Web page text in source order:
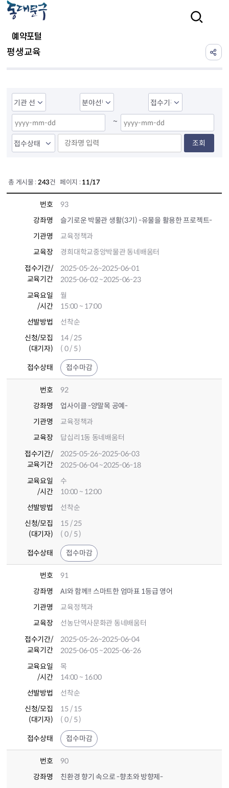
예약포털
평생교육
~
조회
총 게시물 : 243건 페이지 : 11/17
번호
93
강좌명
슬기로운 박물관 생활(3기) -유물을 활용한 프로젝트-
기관명
교육정책과
교육장
경희대학교중앙박물관 동네배움터
접수기간/
교육기간
2025-05-26~2025-06-01
2025-06-02~2025-06-23
교육요일
/시간
월
15:00 ~ 17:00
선발방법
선착순
신청/모집
(대기자)
14 / 25
( 0 / 5 )
접수상태 접수마감
번호
92
강좌명
업사이클 -양말목 공예-
기관명
교육정책과
교육장
답십리1동 동네배움터
접수기간/
교육기간
2025-05-26~2025-06-03
2025-06-04~2025-06-18
교육요일
/시간
수
10:00 ~ 12:00
선발방법
선착순
신청/모집
(대기자)
15 / 25
( 0 / 5 )
접수상태 접수마감
번호
91
강좌명
AI와 함께!! 스마트한 엄마표 1등급 영어
기관명
교육정책과
교육장
선농단역사문화관 동네배움터
접수기간/
교육기간
2025-05-26~2025-06-04
2025-06-05~2025-06-26
교육요일
/시간
목
14:00 ~ 16:00
선발방법
선착순
신청/모집
(대기자)
15 / 15
( 0 / 5 )
접수상태 접수마감
번호
90
강좌명
친환경 향기 속으로 -향초와 방향제-